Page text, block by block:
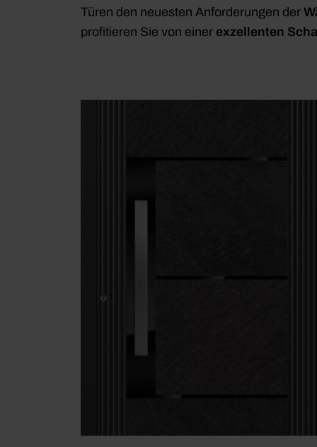
Türen den neuesten Anforderungen der
profitieren Sie von einer exzellenten